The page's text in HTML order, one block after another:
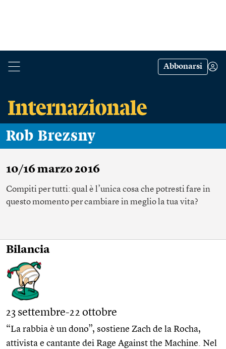
Abbonarsi
Rob Brezsny
10/16 marzo 2016
Compiti per tutti: qual è l’unica cosa che potresti fare in
questo momento per cambiare in meglio la tua vita?
Bilancia
23 settembre-22 ottobre
“La rabbia è un dono”, sostiene Zach de la Rocha,
attivista e cantante dei Rage Against the Machine. Nel